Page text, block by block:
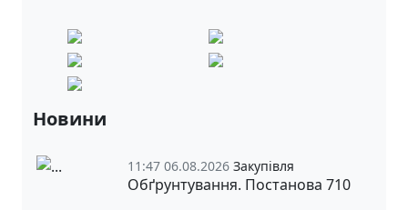
Новини
11:47 06.08.2026 Закупівля
Обґрунтування. Постанова 710